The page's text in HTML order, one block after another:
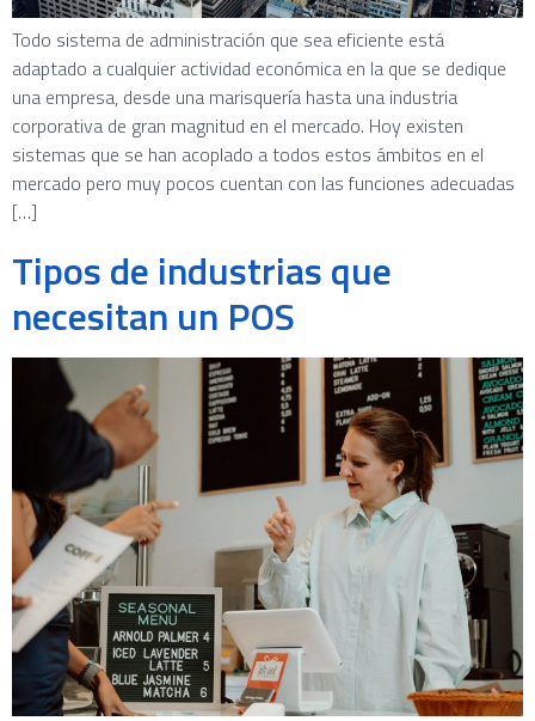
Todo sistema de administración que sea eficiente está
adaptado a cualquier actividad económica en la que se dedique
una empresa, desde una marisquería hasta una industria
corporativa de gran magnitud en el mercado. Hoy existen
sistemas que se han acoplado a todos estos ámbitos en el
mercado pero muy pocos cuentan con las funciones adecuadas
[…]
Tipos de industrias que
necesitan un POS